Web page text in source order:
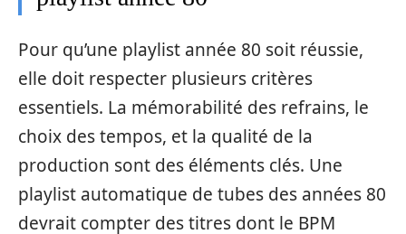
Pour qu’une playlist année 80 soit réussie,
elle doit respecter plusieurs critères
essentiels. La mémorabilité des refrains, le
choix des tempos, et la qualité de la
production sont des éléments clés. Une
playlist automatique de tubes des années 80
devrait compter des titres dont le BPM